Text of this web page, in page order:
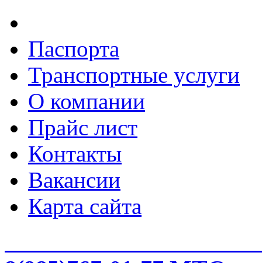
Паспорта
Транспортные услуги
О компании
Прайс лист
Контакты
Вакансии
Карта сайта